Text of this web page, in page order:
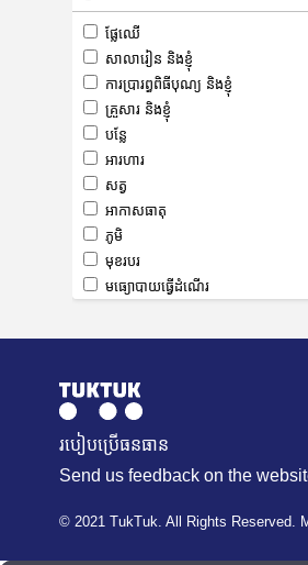
ផ្លែឈើ
សាលារៀន និងខ្ញុំ
ការប្រារព្ធពិធីបុណ្យ និងខ្ញុំ
គ្រួសារ និងខ្ញុំ
បន្លែ
អារហារ
សត្វ
អាកាសធាតុ
ភូមិ
មុខរបរ
មធ្យោបាយធ្វើដំណើរ
របៀបប្រើធនធាន
Send us feedback on the
© 2021 TukTuk. All Rights Reserved.